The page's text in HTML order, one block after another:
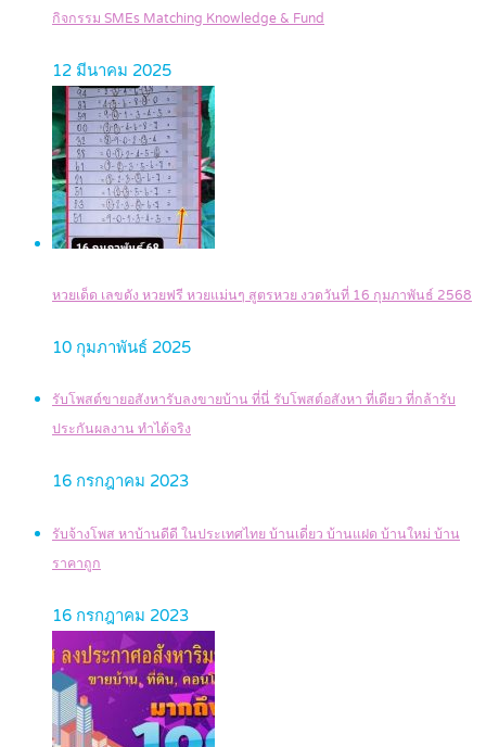
กิจกรรม SMEs Matching Knowledge & Fund
12 มีนาคม 2025
หวยเด็ด เลขดัง หวยฟรี หวยแม่นๆ สูตรหวย งวดวันที่ 16 กุมภาพันธ์ 2568
10 กุมภาพันธ์ 2025
รับโพสต์ขายอสังหารับลงขายบ้าน ที่นี่ รับโพสต์อสังหา ที่เดียว ที่กล้ารับ
ประกันผลงาน ทำได้จริง
16 กรกฎาคม 2023
รับจ้างโพส หาบ้านดีดี ในประเทศไทย บ้านเดี่ยว บ้านแฝด บ้านใหม่ บ้าน
ราคาถูก
16 กรกฎาคม 2023